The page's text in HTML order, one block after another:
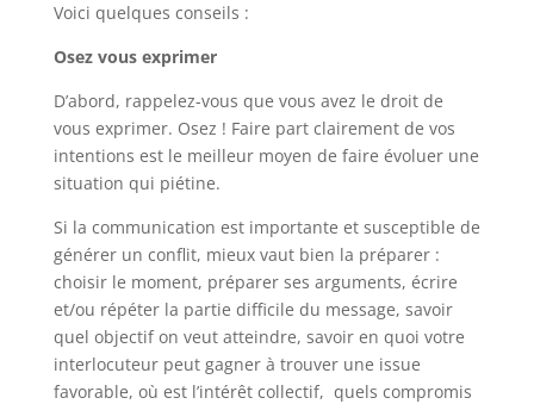
Voici quelques conseils :
Osez vous exprimer
D’abord, rappelez-vous que vous avez le droit de
vous exprimer. Osez ! Faire part clairement de vos
intentions est le meilleur moyen de faire évoluer une
situation qui piétine.
Si la communication est importante et susceptible de
générer un conflit, mieux vaut bien la préparer :
choisir le moment, préparer ses arguments, écrire
et/ou répéter la partie difficile du message, savoir
quel objectif on veut atteindre, savoir en quoi votre
interlocuteur peut gagner à trouver une issue
favorable, où est l’intérêt collectif, quels compromis